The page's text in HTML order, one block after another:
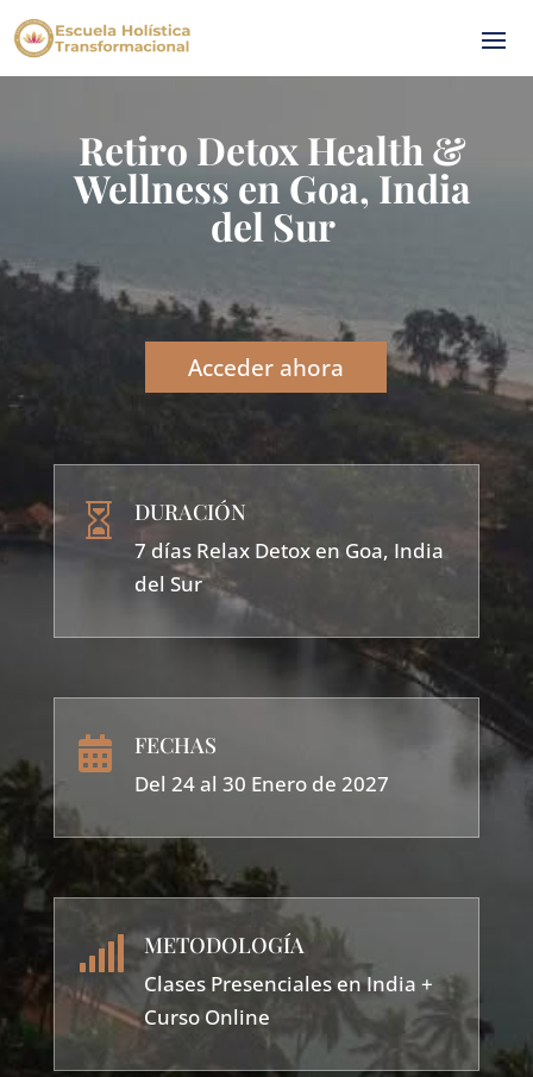
Retiro Detox Health &
Wellness en Goa, India
del Sur
Acceder ahora
 DURACIÓN
7 días Relax Detox en Goa, India
del Sur
 FECHAS
Del 24 al 30 Enero de 2027
 METODOLOGÍA
Clases Presenciales en India +
Curso Online